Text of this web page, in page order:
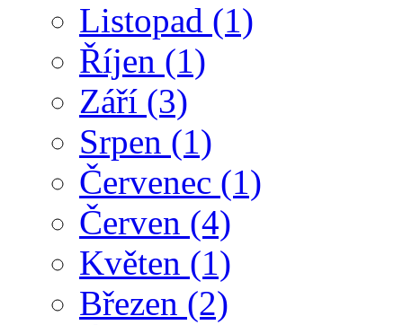
Listopad (1)
Říjen (1)
Září (3)
Srpen (1)
Červenec (1)
Červen (4)
Květen (1)
Březen (2)